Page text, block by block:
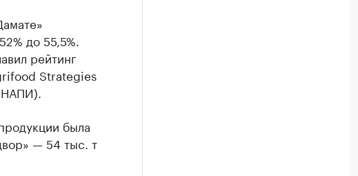
до 55,5%.
рейтинг
Strategies
была
— 54 тыс. т